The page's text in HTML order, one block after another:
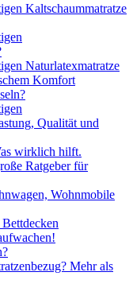
Kaltschaummatratze
Naturlatexmatratze
Komfort
Qualität und
wirklich hilft.
Ratgeber für
Wohnmobile
Mehr als